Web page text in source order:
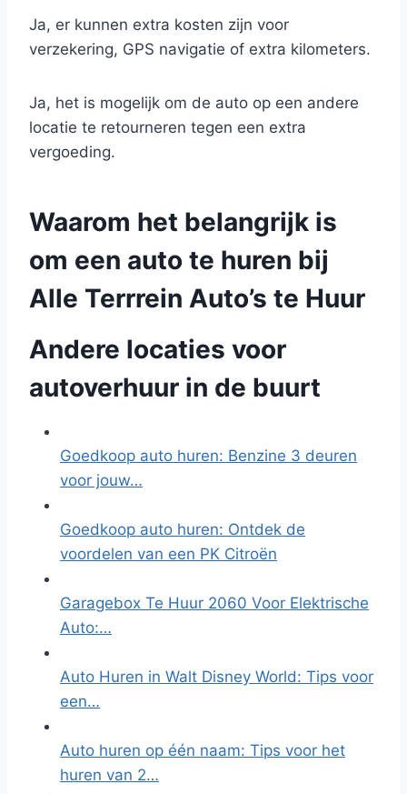
Ja, er kunnen extra kosten zijn voor
verzekering, GPS navigatie of extra kilometers.
Ja, het is mogelijk om de auto op een andere
locatie te retourneren tegen een extra
vergoeding.
Waarom het belangrijk is
om een auto te huren bij
Alle Terrrein Auto’s te Huur
Andere locaties voor
autoverhuur in de buurt
Goedkoop auto huren: Benzine 3 deuren
voor jouw…
Goedkoop auto huren: Ontdek de
voordelen van een PK Citroën
Garagebox Te Huur 2060 Voor Elektrische
Auto:…
Auto Huren in Walt Disney World: Tips voor
een…
Auto huren op één naam: Tips voor het
huren van 2…